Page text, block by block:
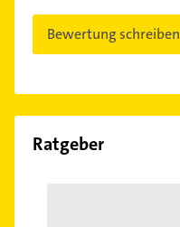
Bewertung schreiben
Ratgeber